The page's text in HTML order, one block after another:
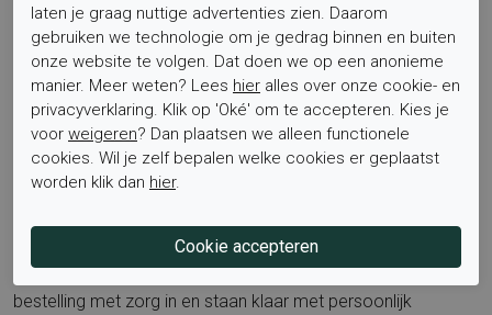
Zoek je comfortabele kinderboots, een suède veterlaars
voor meisjes, leren meisjes boots of zwarte meisjes laarsjes
met uitneembaar voetbed, dan is de Giga Shoes G4335 B80
Liz een uitstekende keuze. Bekijk ook meer stijlen op onze
pagina vanGiga Shoes .
Bestel nu
Gun haar de mix van comfort en stijl met de Giga Shoes
G4335 B80 Liz. Bestel eenvoudig online, wij pakken jouw
bestelling met zorg in en staan klaar met persoonlijk
laten je graag nuttige advertenties zien. Daarom
gebruiken we technologie om je gedrag binnen en buiten
onze website te volgen. Dat doen we op een anonieme
manier. Meer weten? Lees hier alles over onze cookie- en
privacyverklaring. Klik op 'Oké' om te accepteren. Kies je
voor weigeren? Dan plaatsen we alleen functionele
cookies. Wil je zelf bepalen welke cookies er geplaatst
worden klik dan hier.